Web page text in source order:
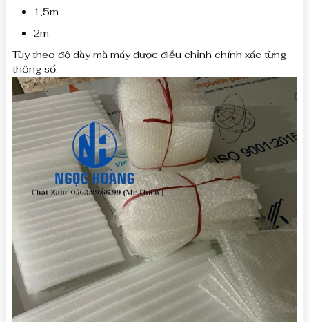
1,5m
2m
Tùy theo độ dày mà máy được điều chỉnh chính xác từng
thông số.